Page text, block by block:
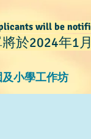
will be
於2024年1
小學工作坊